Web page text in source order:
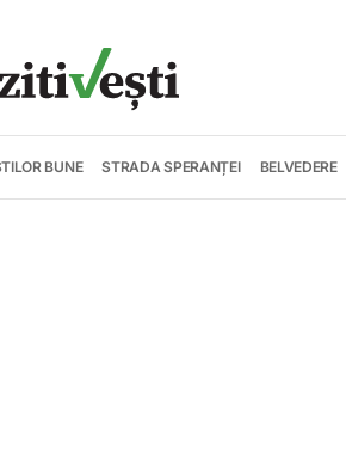
BUNE STRADA SPERANȚEI BELVEDERE